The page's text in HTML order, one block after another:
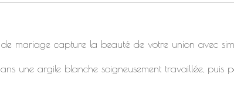
mariage capture la beauté de votre union avec
une argile blanche soigneusement travaillée, puis